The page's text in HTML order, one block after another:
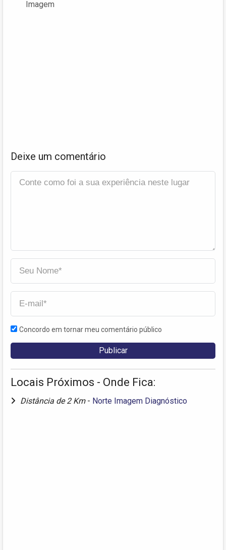
Imagem
Deixe um comentário
Concordo em tornar meu comentário público
Locais Próximos - Onde Fica:
Distância de 2 Km - Norte Imagem Diagnóstico